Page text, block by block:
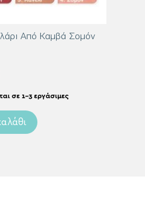
Από Καμβά Σομόν
σε 1-3 εργάσιμες